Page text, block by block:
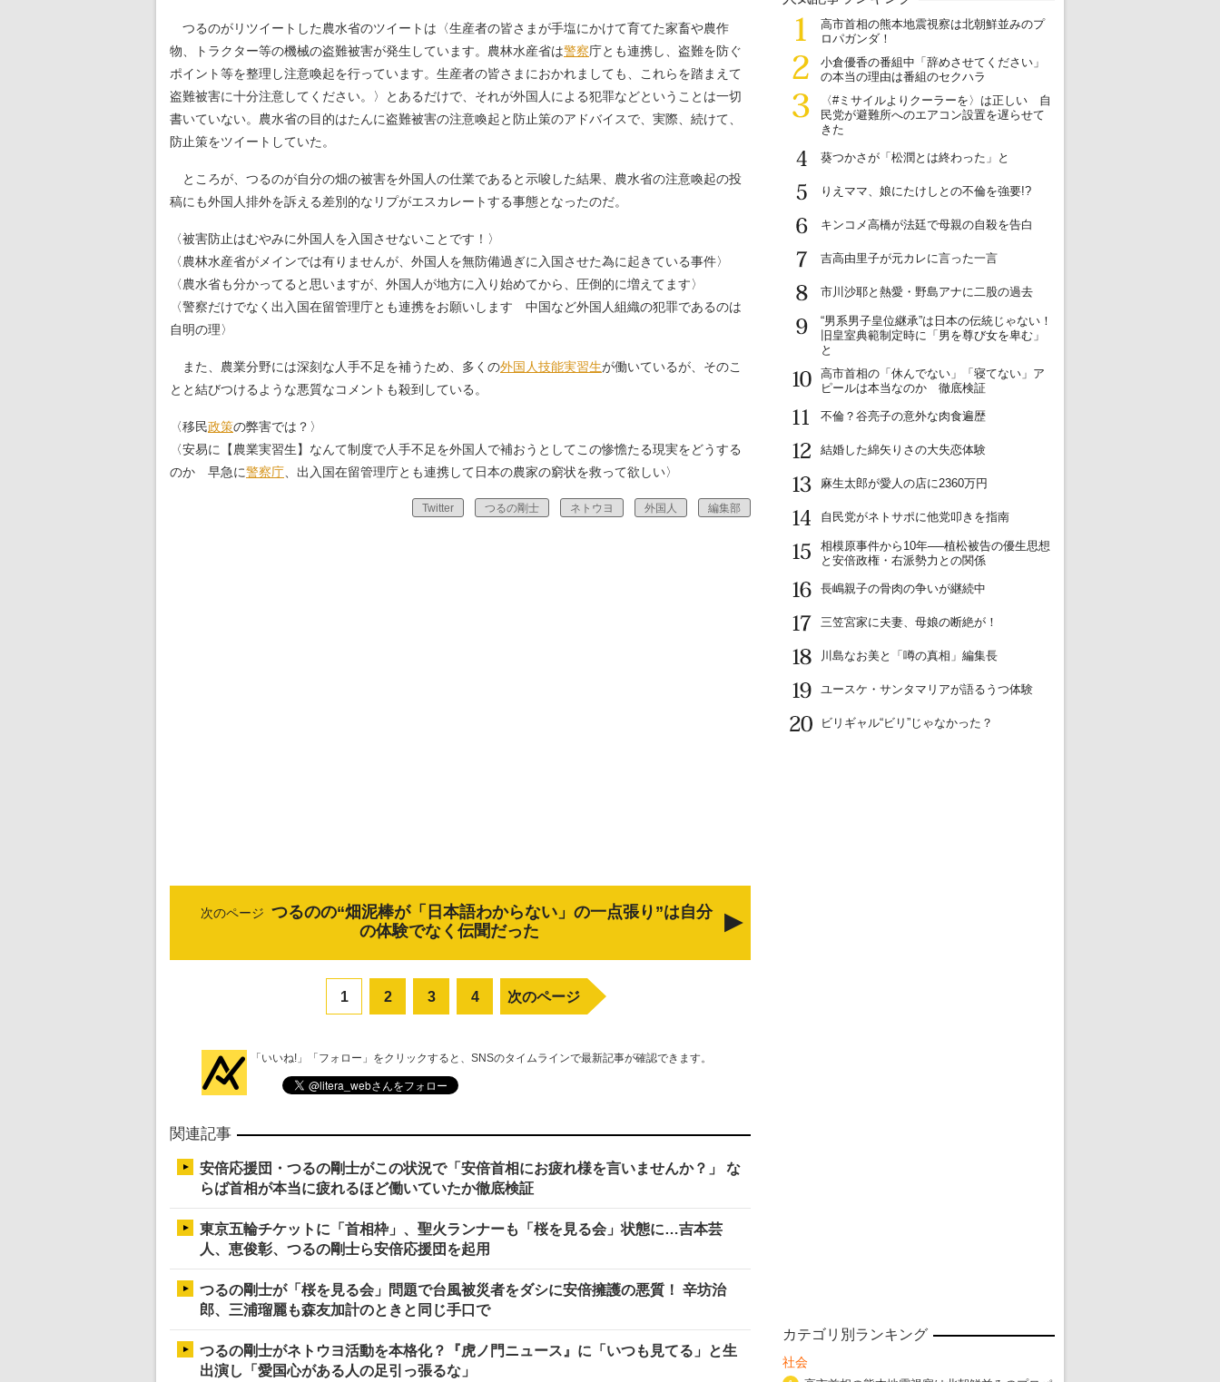
つるのがリツイートした農水省のツイートは〈生産者の皆さまが手塩にかけて育てた家畜や農作
物、トラクター等の機械の盗難被害が発生しています。農林水産省は警察庁とも連携し、盗難を防ぐ
ポイント等を整理し注意喚起を行っています。生産者の皆さまにおかれましても、これらを踏まえて
盗難被害に十分注意してください。〉とあるだけで、それが外国人による犯罪などということは一切
書いていない。農水省の目的はたんに盗難被害の注意喚起と防止策のアドバイスで、実際、続けて、
防止策をツイートしていた。
ところが、つるのが自分の畑の被害を外国人の仕業であると示唆した結果、農水省の注意喚起の投
稿にも外国人排外を訴える差別的なリプがエスカレートする事態となったのだ。
〈被害防止はむやみに外国人を入国させないことです！〉
〈農林水産省がメインでは有りませんが、外国人を無防備過ぎに入国させた為に起きている事件〉
〈農水省も分かってると思いますが、外国人が地方に入り始めてから、圧倒的に増えてます〉
〈警察だけでなく出入国在留管理庁とも連携をお願いします 中国など外国人組織の犯罪であるのは
自明の理〉
また、農業分野には深刻な人手不足を補うため、多くの外国人技能実習生が働いているが、そのこ
とと結びつけるような悪質なコメントも殺到している。
〈移民政策の弊害では？〉
〈安易に【農業実習生】なんて制度で人手不足を外国人で補おうとしてこの惨憺たる現実をどうする
のか 早急に警察庁 、出入国在留管理庁とも連携して日本の農家の窮状を救って欲しい〉
Twitter つるの剛士 ネトウヨ 外国人 編集部
次のページ つるのの“畑泥棒が「日本語わからない」の一点張り”は自分
の体験でなく伝聞だった
1 2 3 4 次のページ
「いいね!」「フォロー」をクリックすると、SNSのタイムラインで最新記事が確認できます。
関連記事
安倍応援団・つるの剛士がこの状況で「安倍首相にお疲れ様を言いませんか？」 な
らば首相が本当に疲れるほど働いていたか徹底検証
東京五輪チケットに「首相枠」、聖火ランナーも「桜を見る会」状態に…吉本芸
人、恵俊彰、つるの剛士ら安倍応援団を起用
つるの剛士が「桜を見る会」問題で台風被災者をダシに安倍擁護の悪質！ 辛坊治
郎、三浦瑠麗も森友加計のときと同じ手口で
つるの剛士がネトウヨ活動を本格化？『虎ノ門ニュース』に「いつも見てる」と生
出演し「愛国心がある人の足引っ張るな」
1
高市首相の熊本地震視察は北朝鮮並みのプ
ロパガンダ！
2
小倉優香の番組中「辞めさせてください」
の本当の理由は番組のセクハラ
3
〈#ミサイルよりクーラーを〉は正しい 自
民党が避難所へのエアコン設置を遅らせて
きた
4
葵つかさが「松潤とは終わった」と
5
りえママ、娘にたけしとの不倫を強要!?
6
キンコメ高橋が法廷で母親の自殺を告白
7
吉高由里子が元カレに言った一言
8
市川沙耶と熱愛・野島アナに二股の過去
9
“男系男子皇位継承”は日本の伝統じゃない！
旧皇室典範制定時に「男を尊び女を卑む」
と
10
高市首相の「休んでない」「寝てない」ア
ピールは本当なのか 徹底検証
11
不倫？谷亮子の意外な肉食遍歴
12
結婚した綿矢りさの大失恋体験
13
麻生太郎が愛人の店に2360万円
14
自民党がネトサポに他党叩きを指南
15
相模原事件から10年──植松被告の優生思想
と安倍政権・右派勢力との関係
16
長嶋親子の骨肉の争いが継続中
17
三笠宮家に夫妻、母娘の断絶が！
18
川島なお美と「噂の真相」編集長
19
ユースケ・サンタマリアが語るうつ体験
20
ビリギャル“ビリ”じゃなかった？
カテゴリ別ランキング
社会